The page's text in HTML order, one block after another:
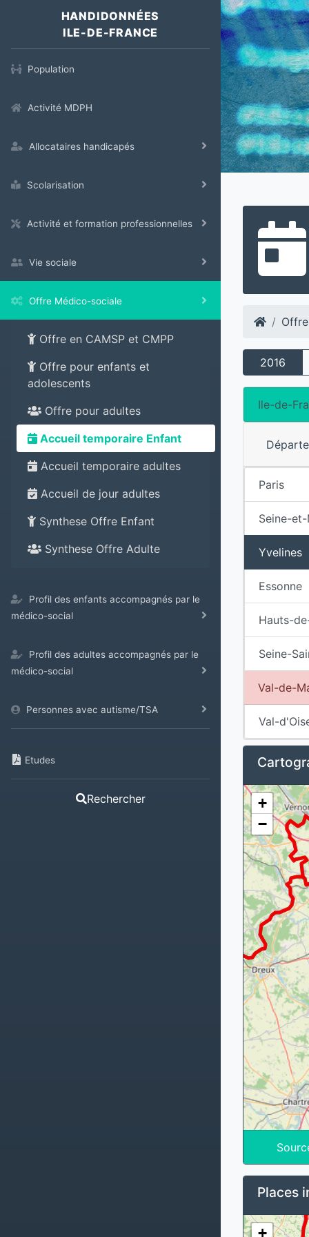
HANDIDONNÉES
ILE-DE-FRANCE
Population
Activité MDPH
Allocataires handicapés
Scolarisation
Activité et formation professionnelles
Vie sociale
Offre Médico-sociale
Offre en CAMSP et CMPP
Offre pour enfants et
adolescents
Offre pour adultes
Accueil temporaire Enfant
Accueil temporaire adultes
Accueil de jour adultes
Synthese Offre Enfant
Synthese Offre Adulte
Profil des enfants accompagnés par le
médico-social
Profil des adultes accompagnés par le
médico-social
Personnes avec autisme/TSA
Etudes
Rechercher
2016
Ile-de-
Paris
Seine-
Yvelines
Essonne
Hauts-
Seine-
Val-de-
Val-
+
−
Places
+